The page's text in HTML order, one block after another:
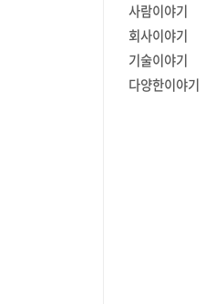
사람이야기
회사이야기
기술이야기
다양한이야기